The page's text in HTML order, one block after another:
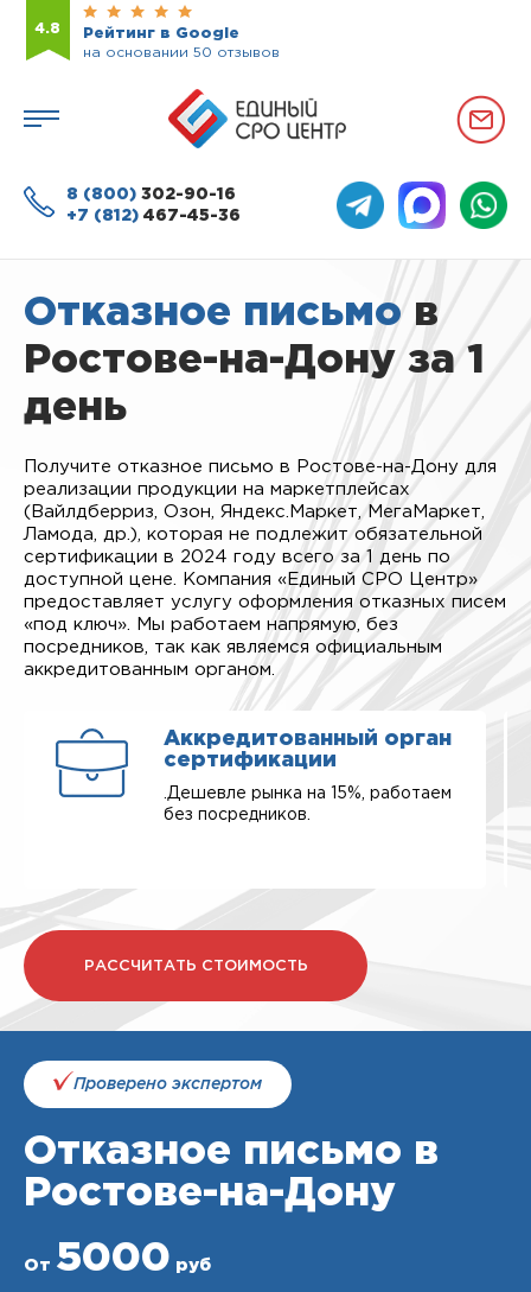
4.8
Рейтинг в Google
на основании 50 отзывов
8 (800) 302-90-16
+7 (812) 467-45-36
Отказное письмо в
Ростове-на-Дону за 1
день
Получите отказное письмо в Ростове-на-Дону для
реализации продукции на маркетплейсах
(Вайлдберриз, Озон, Яндекс.Маркет, МегаМаркет,
Ламода, др.), которая не подлежит обязательной
сертификации в 2024 году всего за 1 день по
доступной цене. Компания «Единый СРО Центр»
предоставляет услугу оформления отказных писем
«под ключ». Мы работаем напрямую, без
посредников, так как являемся официальным
аккредитованным органом.
Аккредитованный орган
сертификации
.Дешевле рынка на 15%, работаем
без посредников.
РАССЧИТАТЬ СТОИМОСТЬ
Проверено экспертом
Отказное письмо в
Ростове-на-Дону
От 5000 руб